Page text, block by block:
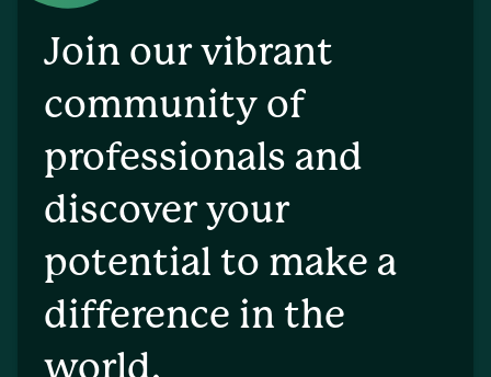
Join our vibrant
community of
professionals and
discover your
potential to make a
difference in the
world.